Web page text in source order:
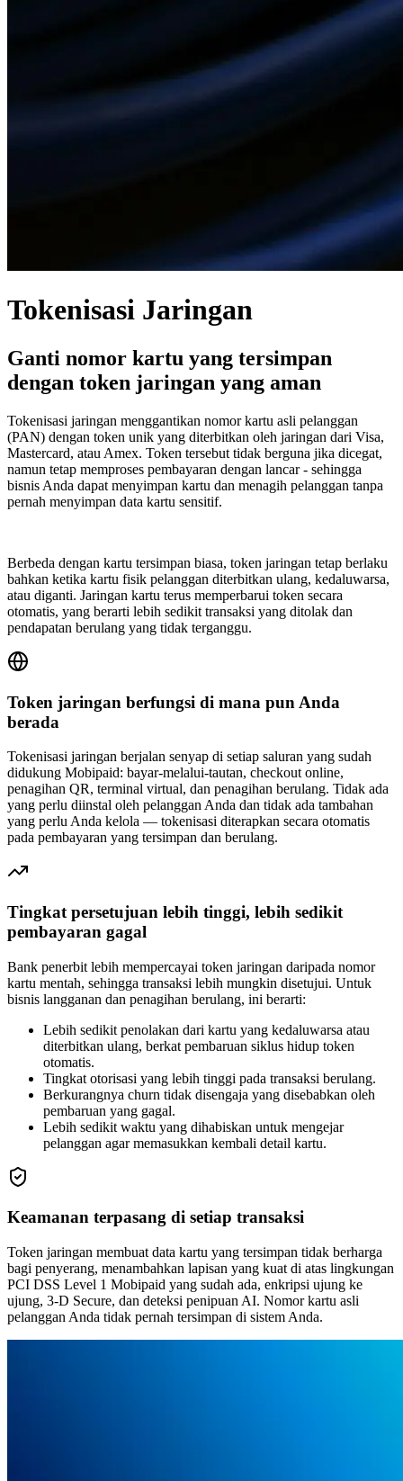
Tokenisasi Jaringan
Ganti nomor kartu yang tersimpan
dengan token jaringan yang aman
Tokenisasi jaringan menggantikan nomor kartu asli pelanggan
(PAN) dengan token unik yang diterbitkan oleh jaringan dari Visa,
Mastercard, atau Amex. Token tersebut tidak berguna jika dicegat,
namun tetap memproses pembayaran dengan lancar - sehingga
bisnis Anda dapat menyimpan kartu dan menagih pelanggan tanpa
pernah menyimpan data kartu sensitif.
Berbeda dengan kartu tersimpan biasa, token jaringan tetap berlaku
bahkan ketika kartu fisik pelanggan diterbitkan ulang, kedaluwarsa,
atau diganti. Jaringan kartu terus memperbarui token secara
otomatis, yang berarti lebih sedikit transaksi yang ditolak dan
pendapatan berulang yang tidak terganggu.
Token jaringan berfungsi di mana pun Anda
berada
Tokenisasi jaringan berjalan senyap di setiap saluran yang sudah
didukung Mobipaid: bayar-melalui-tautan, checkout online,
penagihan QR, terminal virtual, dan penagihan berulang. Tidak ada
yang perlu diinstal oleh pelanggan Anda dan tidak ada tambahan
yang perlu Anda kelola — tokenisasi diterapkan secara otomatis
pada pembayaran yang tersimpan dan berulang.
Tingkat persetujuan lebih tinggi, lebih sedikit
pembayaran gagal
Bank penerbit lebih mempercayai token jaringan daripada nomor
kartu mentah, sehingga transaksi lebih mungkin disetujui. Untuk
bisnis langganan dan penagihan berulang, ini berarti:
Lebih sedikit penolakan dari kartu yang kedaluwarsa atau
diterbitkan ulang, berkat pembaruan siklus hidup token
otomatis.
Tingkat otorisasi yang lebih tinggi pada transaksi berulang.
Berkurangnya churn tidak disengaja yang disebabkan oleh
pembaruan yang gagal.
Lebih sedikit waktu yang dihabiskan untuk mengejar
pelanggan agar memasukkan kembali detail kartu.
Keamanan terpasang di setiap transaksi
Token jaringan membuat data kartu yang tersimpan tidak berharga
bagi penyerang, menambahkan lapisan yang kuat di atas lingkungan
PCI DSS Level 1 Mobipaid yang sudah ada, enkripsi ujung ke
ujung, 3-D Secure, dan deteksi penipuan AI. Nomor kartu asli
pelanggan Anda tidak pernah tersimpan di sistem Anda.